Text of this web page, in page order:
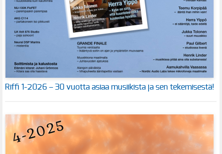
Riffi 1-2026 – 30 vuotta asiaa musiikista ja sen tekemisestä!